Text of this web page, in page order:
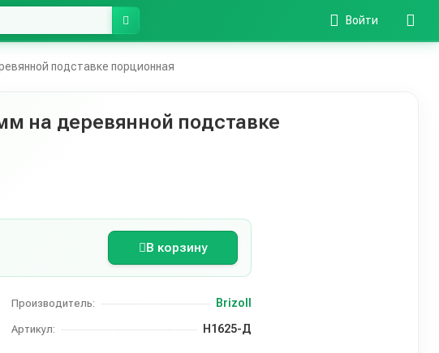
Войти
подставке порционная
на деревянной подставке
В корзину
Производитель: Brizoll
Артикул: Н1625-Д